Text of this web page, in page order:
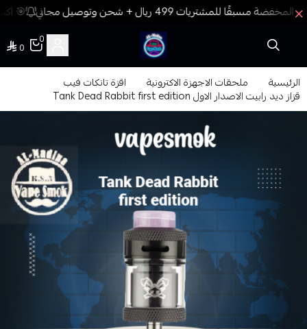
🎯
فيب المدينة
0
0
الرئيسية ملحقات الاجهزة الاكترونية اقزة تانكات فيب
قزاز ديد رابيت الاصدار الاول Tank Dead Rabbit first edition